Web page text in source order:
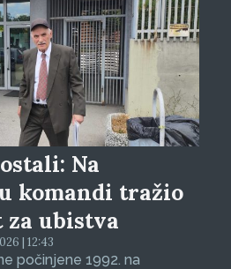
Na
komandi tražio
za ubistva
| 12:43
počinjene 1992. na